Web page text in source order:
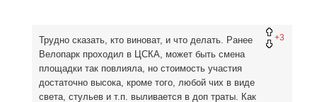
+3
Трудно сказать, кто виноват, и что делать. Ранее
Велопарк проходил в ЦСКА, может быть смена
площадки так повлияла, но стоимость участия
достаточно высока, кроме того, любой чих в виде
света, стульев и т.п. выливается в доп траты. Как